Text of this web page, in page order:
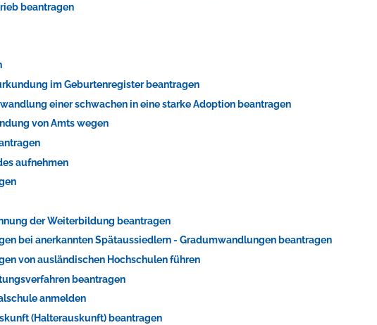
beantragen
im Geburtenregister beantragen
einer schwachen in eine starke Adoption beantragen
von Amts wegen
aufnehmen
der Weiterbildung beantragen
bei anerkannten Spätaussiedlern - Gradumwandlungen beantragen
von ausländischen Hochschulen führen
beantragen
anmelden
(Halterauskunft) beantragen